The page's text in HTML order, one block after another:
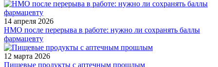
14 апреля 2026
НМО после перерыва в работе: нужно ли сохранять баллы
фармацевту
12 марта 2026
Пищевые продукты с аптечным прошлым